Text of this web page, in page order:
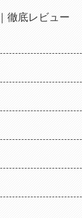
徹底レビュー